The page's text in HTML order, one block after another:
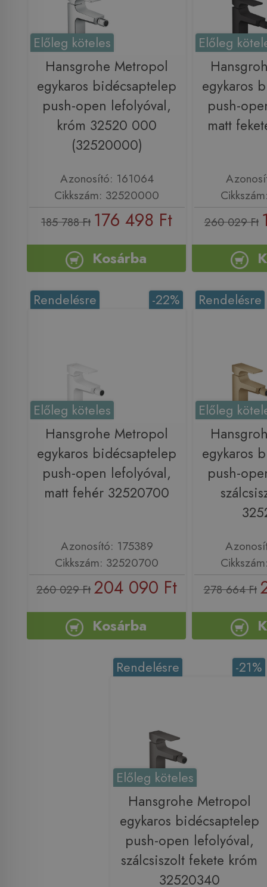
Előleg köteles
Hansgrohe Metropol
egykaros bidécsaptelep
push-open lefolyóval,
króm 32520 000
(32520000)
Azonosító: 161064
Cikkszám: 32520000
185 788 Ft 176 498 Ft
Kosárba
Előleg
egykaros
push-
matt
260 029 Ft
-22%
Rendelésre
Előleg köteles
Hansgrohe Metropol
egykaros bidécsaptelep
push-open lefolyóval,
matt fehér 32520700
Azonosító: 175389
Cikkszám: 32520700
260 029 Ft 204 090 Ft
Kosárba
Rendelésre
Előleg
egykaros
push-
278 664 Ft
-21%
Rendelésre
Előleg köteles
Hansgrohe Metropol
egykaros bidécsaptelep
push-open lefolyóval,
szálcsiszolt fekete króm
32520340